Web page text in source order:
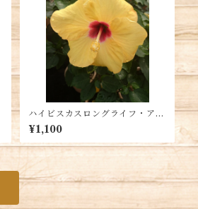
ハイビスカスロングライフ・アド
ニスイエロー5号鉢 送料別
¥1,100